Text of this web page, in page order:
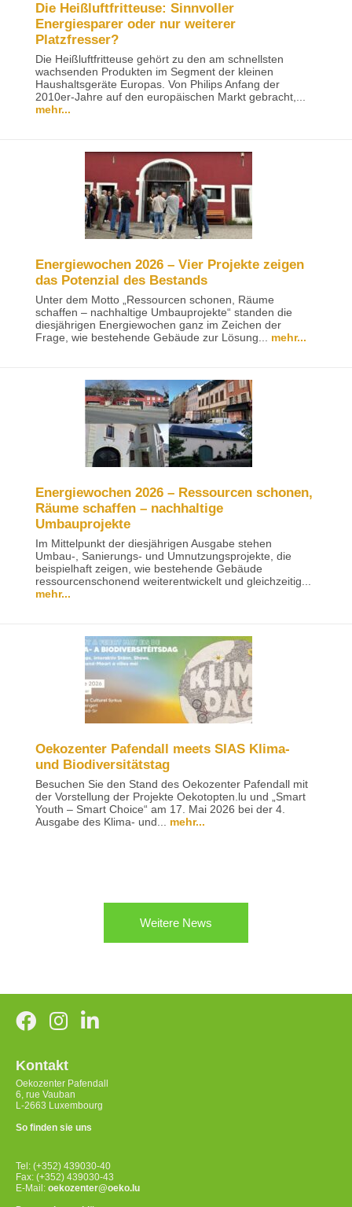
Die Heißluftfritteuse: Sinnvoller
Energiesparer oder nur weiterer
Platzfresser?
Die Heißluftfritteuse gehört zu den am schnellsten
wachsenden Produkten im Segment der kleinen
Haushaltsgeräte Europas. Von Philips Anfang der
2010er-Jahre auf den europäischen Markt gebracht,...
mehr...
Energiewochen 2026 – Vier Projekte zeigen
das Potenzial des Bestands
Unter dem Motto „Ressourcen schonen, Räume
schaffen – nachhaltige Umbauprojekte“ standen die
diesjährigen Energiewochen ganz im Zeichen der
Frage, wie bestehende Gebäude zur Lösung... mehr...
Energiewochen 2026 – Ressourcen schonen,
Räume schaffen – nachhaltige
Umbauprojekte
Im Mittelpunkt der diesjährigen Ausgabe stehen
Umbau-, Sanierungs- und Umnutzungsprojekte, die
beispielhaft zeigen, wie bestehende Gebäude
ressourcenschonend weiterentwickelt und gleichzeitig...
mehr...
Oekozenter Pafendall meets SIAS Klima-
und Biodiversitätstag
Besuchen Sie den Stand des Oekozenter Pafendall mit
der Vorstellung der Projekte Oekotopten.lu und „Smart
Youth – Smart Choice“ am 17. Mai 2026 bei der 4.
Ausgabe des Klima- und... mehr...
Weitere News
Kontakt
Oekozenter Pafendall
6, rue Vauban
L-2663 Luxembourg
So finden sie uns
Tel: (+352) 439030-40
Fax: (+352) 439030-43
E-Mail: oekozenter@oeko.lu